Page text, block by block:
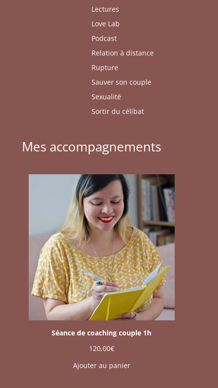
Lectures
Love Lab
Podcast
Relation à distance
Rupture
Sauver son couple
Sexualité
Sortir du célibat
Mes accompagnements
Séance de coaching couple 1h
120,00€
Ajouter au panier